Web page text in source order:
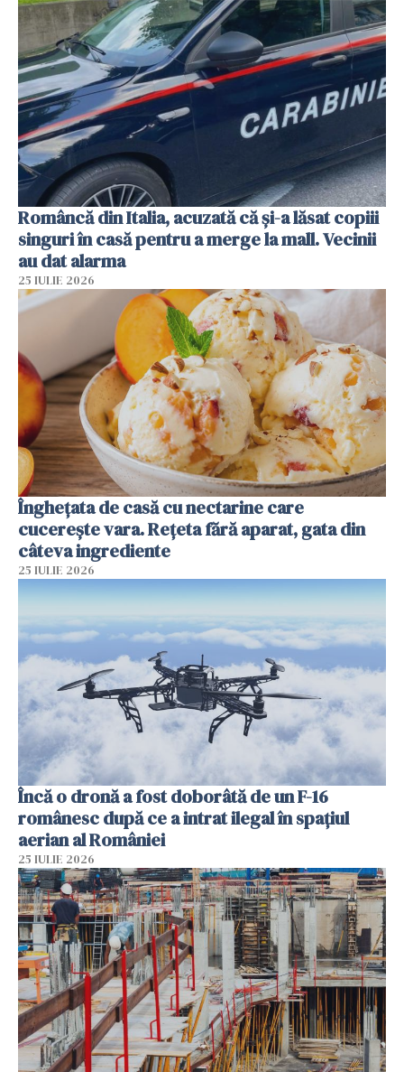
Româncă din Italia, acuzată că și-a lăsat copiii
singuri în casă pentru a merge la mall. Vecinii
au dat alarma
25 IULIE 2026
Înghețata de casă cu nectarine care
cucerește vara. Rețeta fără aparat, gata din
câteva ingrediente
25 IULIE 2026
Încă o dronă a fost doborâtă de un F-16
românesc după ce a intrat ilegal în spațiul
aerian al României
25 IULIE 2026